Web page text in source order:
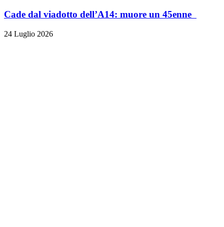
Cade dal viadotto dell’A14: muore un 45enne
24 Luglio 2026